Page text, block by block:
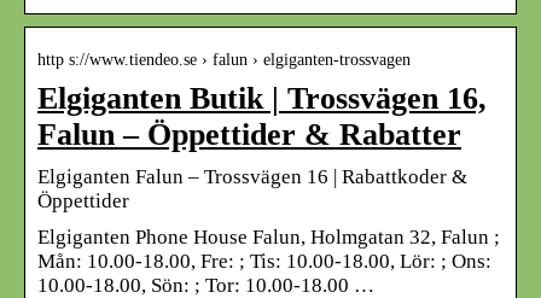
http s://www.tiendeo.se › falun › elgiganten-trossvagen
Elgiganten Butik | Trossvägen 16,
Falun – Öppettider & Rabatter
Elgiganten Falun – Trossvägen 16 | Rabattkoder &
Öppettider
Elgiganten Phone House Falun, Holmgatan 32, Falun ;
Mån: 10.00-18.00, Fre: ; Tis: 10.00-18.00, Lör: ; Ons:
10.00-18.00, Sön: ; Tor: 10.00-18.00 …